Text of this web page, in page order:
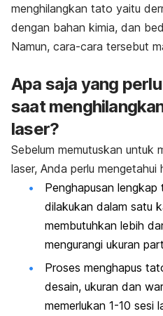
menghilangkan tato yaitu
dengan bahan kimia, dan
Namun, cara-cara tersebut
Apa saja yang
saat
laser?
Sebelum memutuskan untuk
laser, Anda perlu mengetahui
Penghapusan
dilakukan dalam satu
membutuhkan lebih
mengurangi ukuran
Proses menghapus
desain, ukuran dan
memerlukan 1-10 sesi